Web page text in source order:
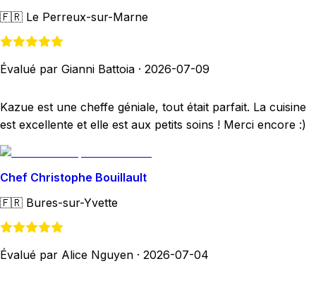
🇫🇷 Le Perreux-sur-Marne
Évalué par Gianni Battoia · 2026-07-09
Kazue est une cheffe géniale, tout était parfait. La cuisine
est excellente et elle est aux petits soins ! Merci encore :)
Chef Christophe Bouillault
🇫🇷 Bures-sur-Yvette
Évalué par Alice Nguyen · 2026-07-04